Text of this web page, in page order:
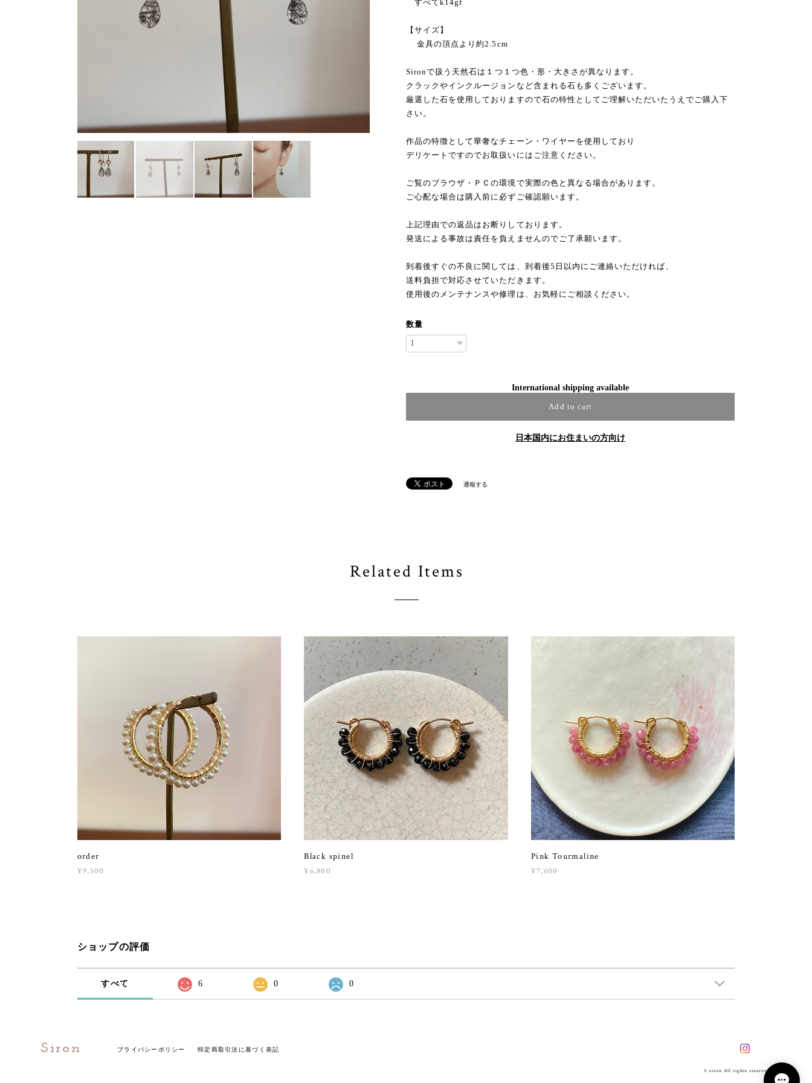
すべてk14gf
【サイズ】
金具の頂点より約2.5cm
Sironで扱う天然石は１つ１つ色・形・大きさが異なります。
クラックやインクルージョンなど含まれる石も多くございます。
厳選した石を使用しておりますので石の特性としてご理解いただいたうえでご購入下
さい。
作品の特徴として華奢なチェーン・ワイヤーを使用しており
デリケートですのでお取扱いにはご注意ください。
ご覧のブラウザ・ＰＣの環境で実際の色と異なる場合があります。
ご心配な場合は購入前に必ずご確認願います。
上記理由での返品はお断りしております。
発送による事故は責任を負えませんのでご了承願います。
到着後すぐの不良に関しては、到着後5日以内にご連絡いただければ、
送料負担で対応させていただきます。
使用後のメンテナンスや修理は、お気軽にご相談ください。
数量
International shipping available
Add to cart
日本国内にお住まいの方向け
通報する
Related Items
order
¥9,500
Black spinel
¥6,800
Pink Tourmaline
¥7,600
ショップの評価
すべて 6 0 0
Siron プライバシーポリシー 特定商取引法に基づく表記
© siron All rights reserved.